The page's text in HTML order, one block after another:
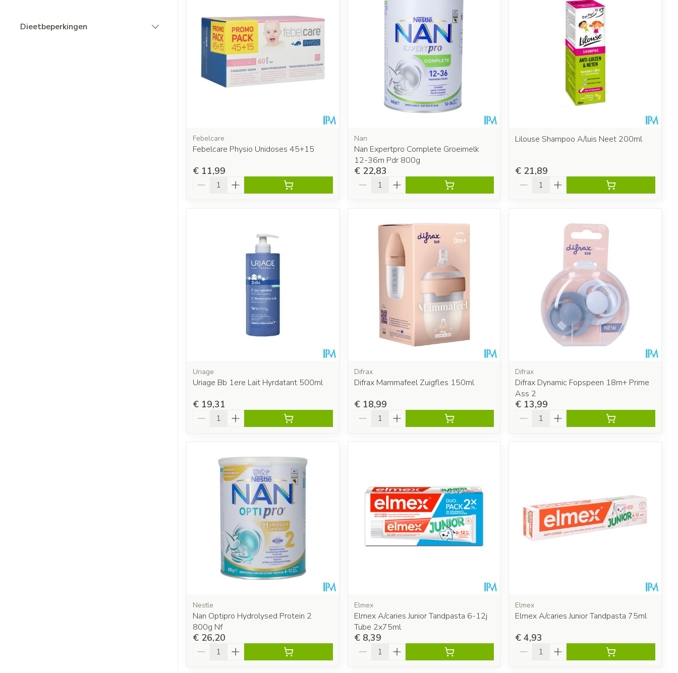
Dieetbeperkingen
Febelcare
Febelcare Physio Unidoses 45+15
€ 11,99
Aantal
Nan
Nan Expertpro Complete Groeimelk
12-36m Pdr 800g
€ 22,83
Aantal
Lilouse Shampoo A/luis Neet 200ml
€ 21,89
Aantal
Uriage
Uriage Bb 1ere Lait Hyrdatant 500ml
€ 19,31
Aantal
Difrax
Difrax Mammafeel Zuigfles 150ml
€ 18,99
Aantal
Difrax
Difrax Dynamic Fopspeen 18m+ Prime
Ass 2
€ 13,99
Aantal
Nestle
Nan Optipro Hydrolysed Protein 2
800g Nf
€ 26,20
Aantal
Elmex
Elmex A/caries Junior Tandpasta 6-12j
Tube 2x75ml
€ 8,39
Aantal
Elmex
Elmex A/caries Junior Tandpasta 75ml
€ 4,93
Aantal